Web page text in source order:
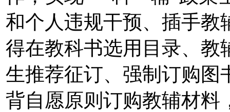
和个人违规干预、插手教
得在教科书选用目录、教
生推荐征订、强制订购图
背自愿原则订购教辅材料